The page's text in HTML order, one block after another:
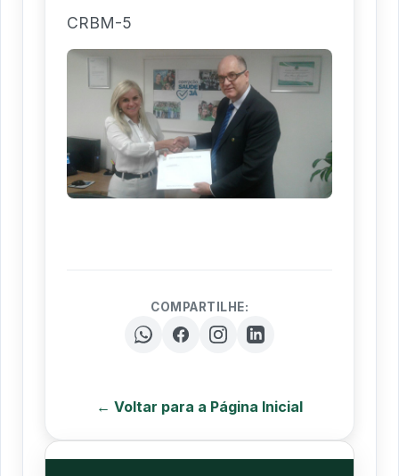
CRBM-5
COMPARTILHE:
← Voltar para a Página Inicial